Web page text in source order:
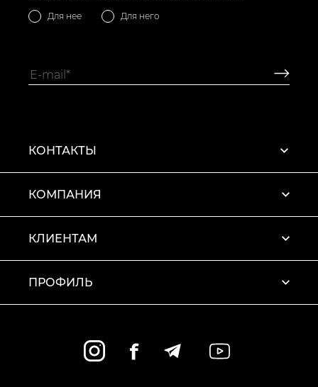
Для нее Для него
КОНТАКТЫ
КОМПАНИЯ
КЛИЕНТАМ
ПРОФИЛЬ